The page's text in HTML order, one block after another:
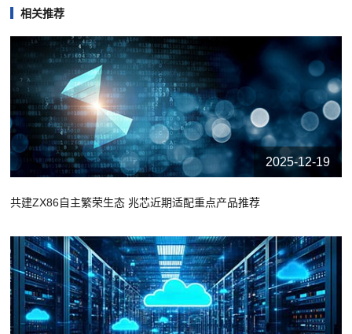
相关推荐
2025-12-19
共建ZX86自主繁荣生态 兆芯近期适配重点产品推荐